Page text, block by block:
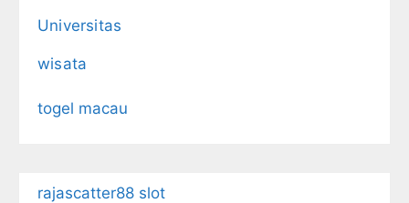
Universitas
wisata
togel macau
rajascatter88 slot